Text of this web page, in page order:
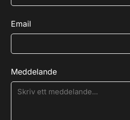
Email
Meddelande